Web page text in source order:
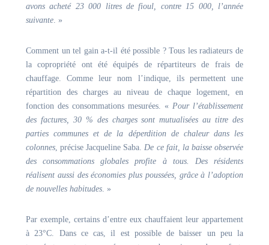
avons acheté 23 000 litres de fioul, contre 15 000, l’année
suivante . »
Comment un tel gain a-t-il été possible ? Tous les radiateurs de
la copropriété ont été équipés de répartiteurs de frais de
chauffage. Comme leur nom l’indique, ils permettent une
répartition des charges au niveau de chaque logement, en
fonction des consommations mesurées. « Pour l’établissement
des factures, 30 % des charges sont mutualisées au titre des
parties communes et de la déperdition de chaleur dans les
colonnes , précise Jacqueline Saba. De ce fait, la baisse observée
des consommations globales profite à tous. Des résidents
réalisent aussi des économies plus poussées, grâce à l’adoption
de nouvelles habitudes . »
Par exemple, certains d’entre eux chauffaient leur appartement
à 23°C. Dans ce cas, il est possible de baisser un peu la